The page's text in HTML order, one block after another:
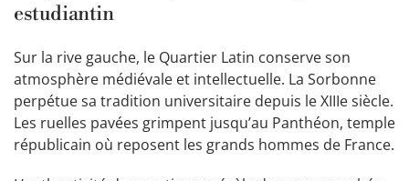
estudiantin
Sur la rive gauche, le Quartier Latin conserve son
atmosphère médiévale et intellectuelle. La Sorbonne
perpétue sa tradition universitaire depuis le XIIIe siècle.
Les ruelles pavées grimpent jusqu’au Panthéon, temple
républicain où reposent les grands hommes de France.